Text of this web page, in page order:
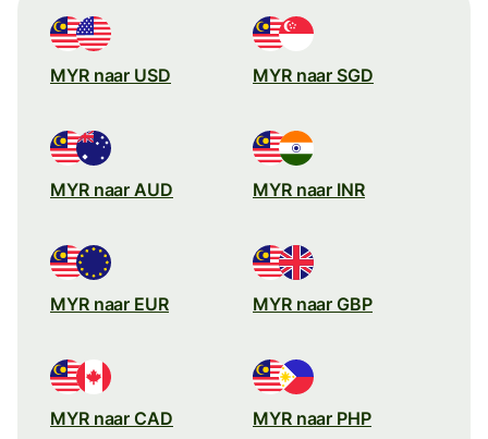
MYR naar USD MYR naar SGD
MYR naar AUD MYR naar INR
MYR naar EUR MYR naar GBP
MYR naar CAD MYR naar PHP